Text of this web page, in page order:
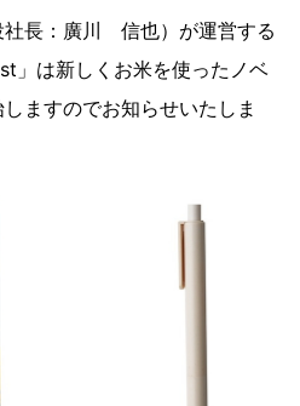
社長：廣川 信也）が運営する
」は新しくお米を使ったノベ
ますのでお知らせいたしま